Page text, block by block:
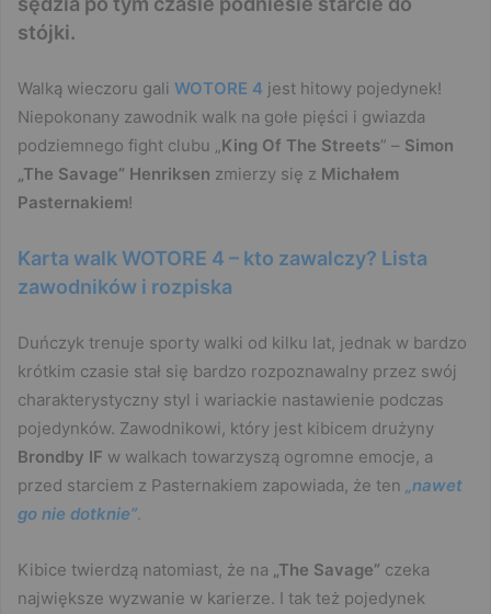
stójki.
Walką wieczoru gali WOTORE 4 jest hitowy pojedynek!
Niepokonany zawodnik walk na gołe pięści i gwiazda
podziemnego fight clubu „ King Of The Streets” – Simon
„The Savage” Henriksen zmierzy się z Michałem
Pasternakiem!
Karta walk WOTORE 4 – kto zawalczy? Lista
zawodników i rozpiska
Duńczyk trenuje sporty walki od kilku lat, jednak w bardzo
krótkim czasie stał się bardzo rozpoznawalny przez swój
charakterystyczny styl i wariackie nastawienie podczas
pojedynków. Zawodnikowi, który jest kibicem drużyny
Brondby IF w walkach towarzyszą ogromne emocje, a
przed starciem z Pasternakiem zapowiada, że ten „nawet
go nie dotknie”.
Kibice twierdzą natomiast, że na „The Savage” czeka
największe wyzwanie w karierze. I tak też pojedynek